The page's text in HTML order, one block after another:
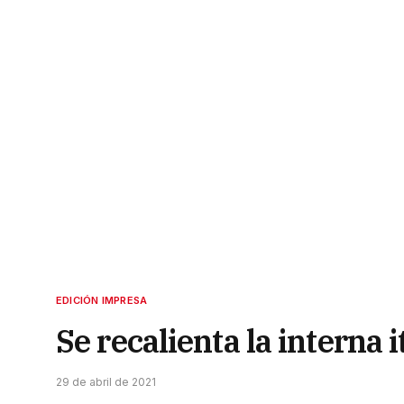
EDICIÓN IMPRESA
Se recalienta la interna
29 de abril de 2021